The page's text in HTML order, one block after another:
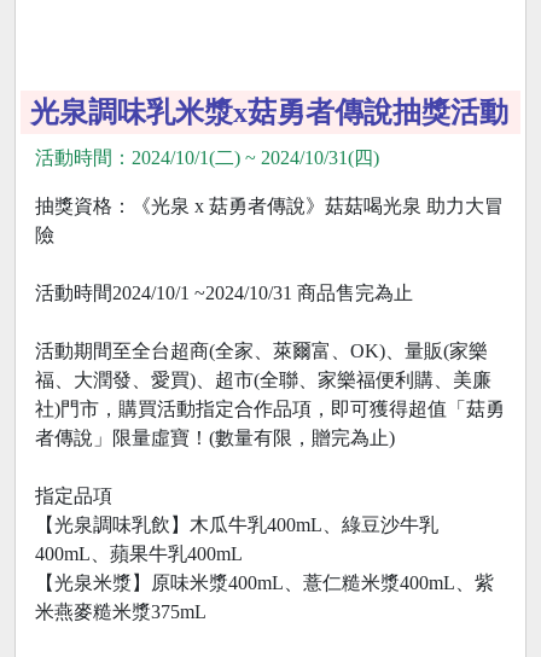
光泉調味乳米漿x菇勇者傳說抽獎活動
活動時間：2024/10/1(二) ~ 2024/10/31(四)
抽獎資格：《光泉 x 菇勇者傳說》菇菇喝光泉 助力大冒
險
活動時間2024/10/1 ~2024/10/31 商品售完為止
活動期間至全台超商(全家、萊爾富、OK)、量販(家樂
福、大潤發、愛買)、超市(全聯、家樂福便利購、美廉
社)門市，購買活動指定合作品項，即可獲得超值「菇勇
者傳說」限量虛寶！(數量有限，贈完為止)
指定品項
【光泉調味乳飲】木瓜牛乳400mL、綠豆沙牛乳
400mL、蘋果牛乳400mL
【光泉米漿】原味米漿400mL、薏仁糙米漿400mL、紫
米燕麥糙米漿375mL